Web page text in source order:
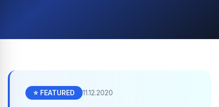
⭐ FEATURED 11.12.2020